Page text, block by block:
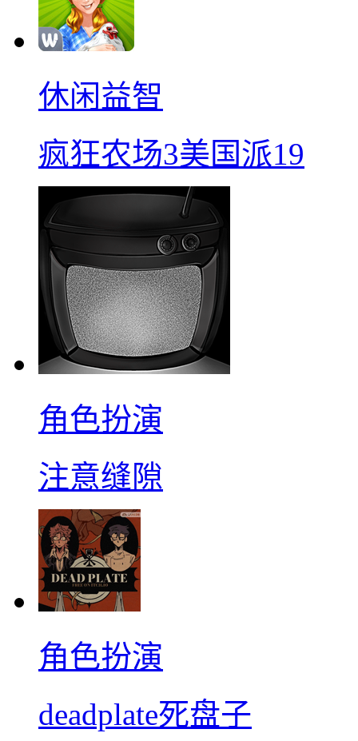
休闲益智
疯狂农场3美国派19
角色扮演
注意缝隙
角色扮演
deadplate死盘子